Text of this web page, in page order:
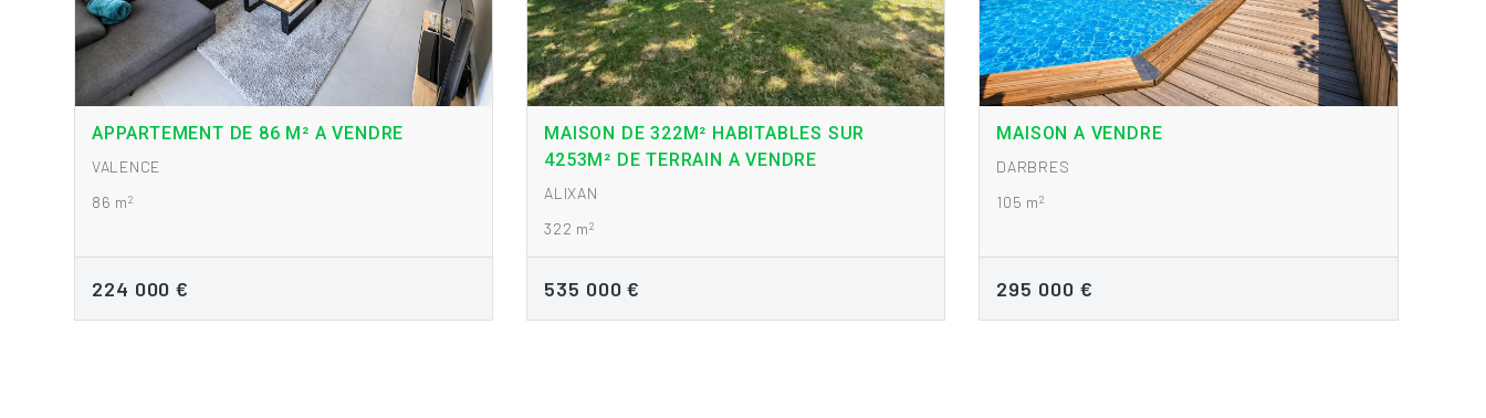
APPARTEMENT DE 86 M² A VENDRE
VALENCE
224 000 €
86 m2
MAISON DE 322M² HABITABLES SUR
4253M² DE TERRAIN A VENDRE
ALIXAN
535 000 €
322 m2
MAISON A VENDRE
DARBRES
295 000 €
105 m2